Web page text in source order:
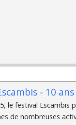
- 10 ans
le festival Escambis
de nombreuses